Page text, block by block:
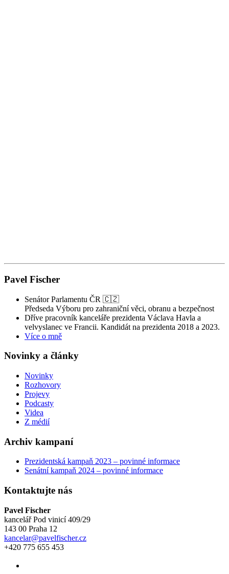
Pavel Fischer
Senátor Parlamentu ČR 🇨🇿
Předseda Výboru pro zahraniční věci, obranu a bezpečnost
Dříve pracovník kanceláře prezidenta Václava Havla a
velvyslanec ve Francii. Kandidát na prezidenta 2018 a 2023.
Více o mně
Novinky a články
Novinky
Rozhovory
Projevy
Podcasty
Videa
Z médií
Archiv kampaní
Prezidentská kampaň 2023 – povinné informace
Senátní kampaň 2024 – povinné informace
Kontaktujte nás
Pavel Fischer
kancelář Pod vinicí 409/29
143 00 Praha 12
kancelar@pavelfischer.cz
+420 775 655 453